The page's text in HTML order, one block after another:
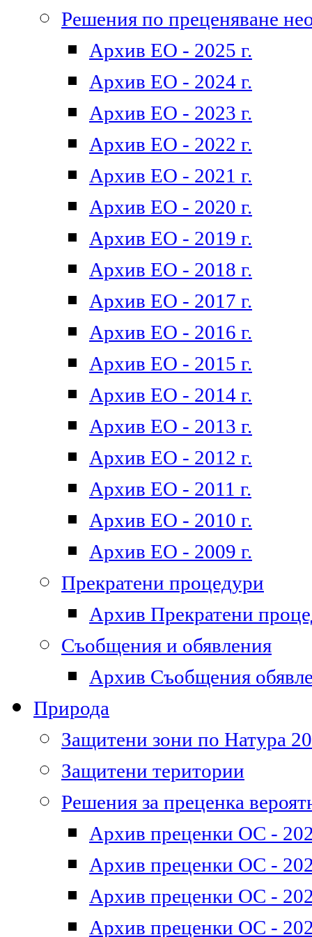
Решения по преценяване
Архив ЕО - 2025 г.
Архив ЕО - 2024 г.
Архив ЕО - 2023 г.
Архив ЕО - 2022 г.
Архив ЕО - 2021 г.
Архив ЕО - 2020 г.
Архив ЕО - 2019 г.
Архив ЕО - 2018 г.
Архив ЕО - 2017 г.
Архив ЕО - 2016 г.
Архив ЕО - 2015 г.
Архив ЕО - 2014 г.
Архив ЕО - 2013 г.
Архив ЕО - 2012 г.
Архив ЕО - 2011 г.
Архив ЕО - 2010 г.
Архив ЕО - 2009 г.
Прекратени процедури
Архив Прекратени
Съобщения и обявления
Архив Съобщения
Природа
Защитени зони по Натура
Защитени територии
Решения за преценка
Архив преценки ОС -
Архив преценки ОС -
Архив преценки ОС -
Архив преценки ОС -